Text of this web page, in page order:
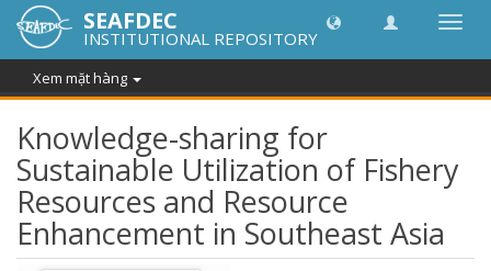
điều
thành
SEAFDEC
INSTITUTIONAL REPOSITORY
Xem mặt hàng
Knowledge-sharing for
Sustainable Utilization of Fishery
Resources and Resource
Enhancement in Southeast Asia